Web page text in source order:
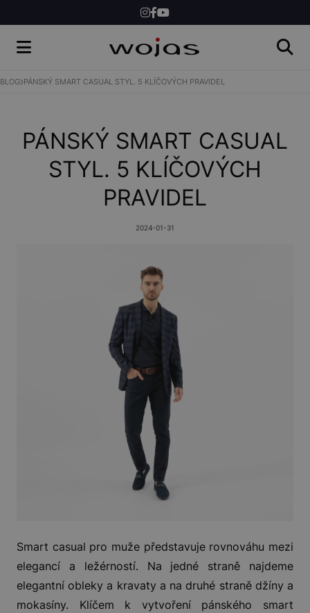
BLOG PÁNSKÝ SMART CASUAL STYL. 5 KLÍČOVÝCH PRAVIDEL
PÁNSKÝ SMART CASUAL
STYL. 5 KLÍČOVÝCH
PRAVIDEL
2024-01-31
Smart casual pro muže představuje rovnováhu mezi
elegancí a ležérností. Na jedné straně najdeme
elegantní obleky a kravaty a na druhé straně džíny a
mokasíny. Klíčem k vytvoření pánského smart